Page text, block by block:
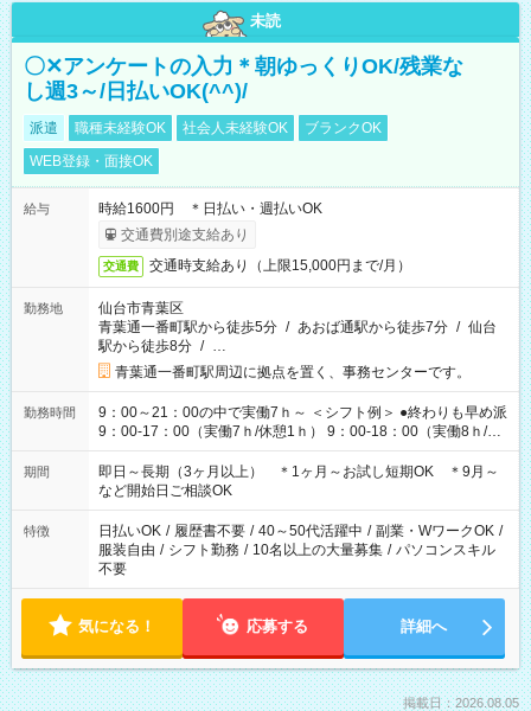
未読
〇✕アンケートの入力＊朝ゆっくりOK/残業な
し週3～/日払いOK(^^)/
派遣 職種未経験OK 社会人未経験OK
ブランクOK
WEB登録・面接OK
給与
時給1600円 ＊日払い・週払いOK
交通費別途支給あり
交通費 交通時支給あり（上限15,000円まで/月）
勤務地
仙台市青葉区
青葉通一番町駅から徒歩5分 / あおば通駅から徒歩7分 / 仙台
駅から徒歩8分 / …
青葉通一番町駅周辺に拠点を置く、事務センターです。
勤務時間
9：00～21：00の中で実働7ｈ～ ＜シフト例＞ ●終わりも早め派
9：00-17：00（実働7ｈ/休憩1ｈ） 9：00-18：00（実働8ｈ/休
憩1ｈ） 10：00-19：00（実働8ｈ/休憩1ｈ） ●朝ゆっくり派
11：00-20：00（実働8ｈ/休憩1ｈ） 12：00-20：00（実働7ｈ/
休憩1ｈ） 12：00-21：00（実働8ｈ/休憩1ｈ） 13：00-22：
00（実働8ｈ/休憩1ｈ） ＊時間帯固定OK
期間
即日～長期（3ヶ月以上） ＊1ヶ月～お試し短期OK ＊9月～
など開始日ご相談OK
特徴 日払いOK / 履歴書不要 / 40～50代活躍中 / 副業・WワークOK /
服装自由 / シフト勤務 / 10名以上の大量募集 / パソコンスキル
不要
気になる！ 応募する 詳細へ
掲載日：2026.08.05